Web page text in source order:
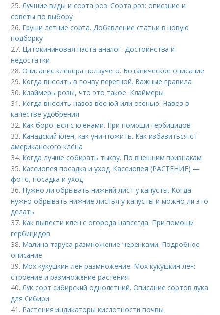
25.Лучшие виды и сорта роз. Сорта роз: описание и
советы по выбору
26. Груши летние сорта. Добавление статьи в новую
подборку
27. Цитокининовая паста аналог. Достоинства и
недостатки
28.Описание клевера ползучего. Ботаническое описание
29. Когда вносить в почву перегной. Важные правила
30. Клаймеры розы, что это такое. Клаймеры
31. Когда вносить навоз весной или осенью. Навоз в
качестве удобрения
32. Как бороться с кленами. При помощи гербицидов
33. Канадский клен, как уничтожить. Как избавиться от
американского клёна
34. Когда лучше собирать тыкву. По внешним признакам
35. Кассиопея посадка и уход. Кассиопея (РАСТЕНИЕ) —
фото, посадка и уход
36. Нужно ли обрывать нижний лист у капусты. Когда
нужно обрывать нижние листья у капусты и можно ли это
делать
37. Как вывести клен с огорода навсегда. При помощи
гербицидов
38. Малина таруса размножение черенками. Подробное
описание
39. Мох кукушкин лен размножение. Мох кукушкин лён:
строение и размножение растения
40.Лук сорт сибирский однолетний. Описание сортов лука
для Сибири
41. Растения индикаторы кислотности почвы